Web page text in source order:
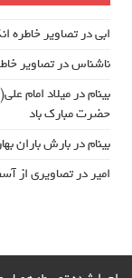
ابیدرتصاویر خاطره
ناشناسدرتصاویر
بینامدرمیلاد امام
حضرت مبارک باد
بینامدربارش باران
امیردرتصاویری از